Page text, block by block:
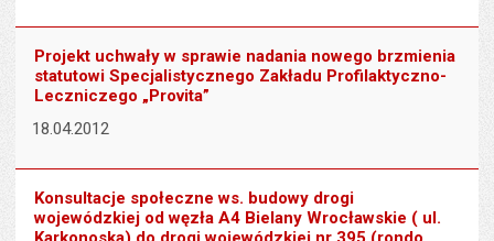
Projekt uchwały w sprawie nadania nowego brzmienia
statutowi Specjalistycznego Zakładu Profilaktyczno-
Leczniczego „Provita”
18.04.2012
Konsultacje społeczne ws. budowy drogi
wojewódzkiej od węzła A4 Bielany Wrocławskie ( ul.